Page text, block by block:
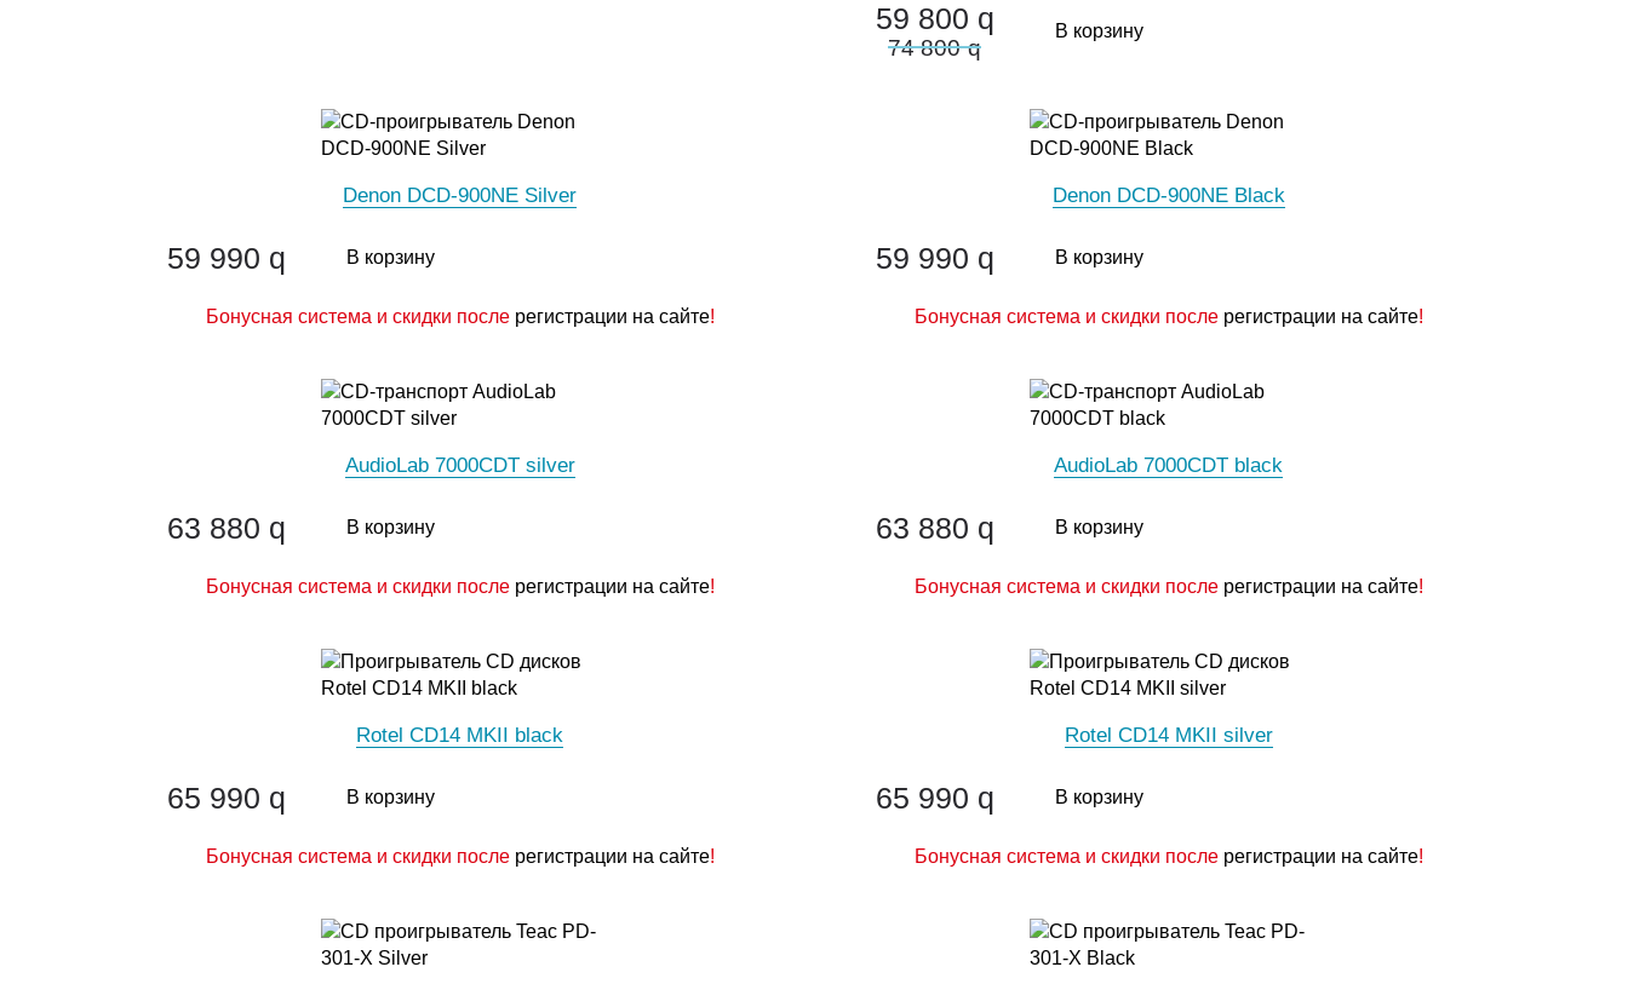
59 800 q
74 800 q
В корзину
Denon DCD-900NE Silver
59 990 q В корзину
Бонусная система и скидки после регистрации на сайте!
Denon DCD-900NE Black
59 990 q В корзину
Бонусная система и скидки после регистрации на сайте!
AudioLab 7000CDT silver
63 880 q В корзину
Бонусная система и скидки после регистрации на сайте!
AudioLab 7000CDT black
63 880 q В корзину
Бонусная система и скидки после регистрации на сайте!
Rotel CD14 MKII black
65 990 q В корзину
Бонусная система и скидки после регистрации на сайте!
Rotel CD14 MKII silver
65 990 q В корзину
Бонусная система и скидки после регистрации на сайте!